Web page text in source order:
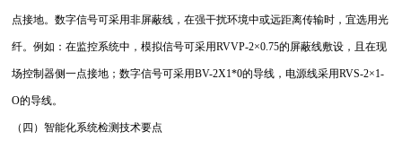
点接地。数字信号可采用非屏蔽线，在强干扰环境中或远距离传输时，宜选用光
纤。例如：在监控系统中，模拟信号可采用RVVP-2×0.75的屏蔽线敷设，且在现
场控制器侧一点接地；数字信号可采用BV-2X1*0的导线，电源线采用RVS-2×1-
O的导线。
（四）智能化系统检测技术要点